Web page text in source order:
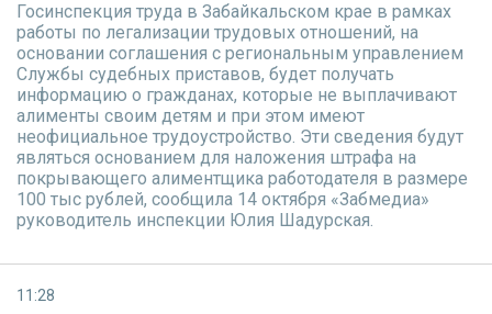
Госинспекция труда в Забайкальском крае в рамках
работы по легализации трудовых отношений, на
основании соглашения с региональным управлением
Службы судебных приставов, будет получать
информацию о гражданах, которые не выплачивают
алименты своим детям и при этом имеют
неофициальное трудоустройство. Эти сведения будут
являться основанием для наложения штрафа на
покрывающего алиментщика работодателя в размере
100 тыс рублей, сообщила 14 октября «Забмедиа»
руководитель инспекции Юлия Шадурская.
11:28